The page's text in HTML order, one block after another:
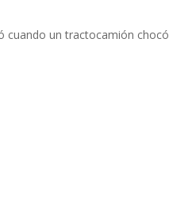
cuando un tractocamión chocó